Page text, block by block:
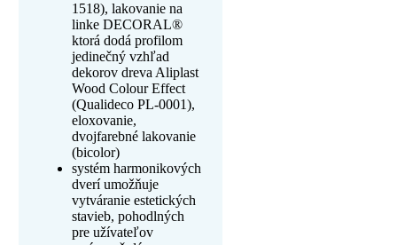
1518), lakovanie na
linke DECORAL®
ktorá dodá profilom
jedinečný vzhľad
dekorov dreva Aliplast
Wood Colour Effect
(Qualideco PL-0001),
eloxovanie,
dvojfarebné lakovanie
(bicolor)
systém harmonikových
dverí umožňuje
vytváranie estetických
stavieb, pohodlných
pre užívateľov